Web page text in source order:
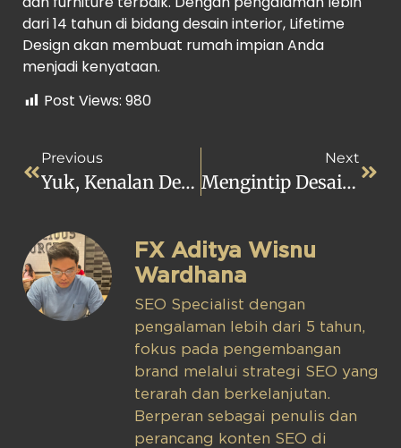
dari 14 tahun di bidang desain interior, Lifetime
Design akan membuat rumah impian Anda
menjadi kenyataan.
Post Views: 980
Previous
Yuk, Kenalan Dengan Desain Interior Minimalis
Next
Mengintip Desain Interior Klasik Yang Mewah Dan Megah
FX Aditya Wisnu
Wardhana
SEO Specialist dengan
pengalaman lebih dari 5 tahun,
fokus pada pengembangan
brand melalui strategi SEO yang
terarah dan berkelanjutan.
Berperan sebagai penulis dan
perancang konten SEO di